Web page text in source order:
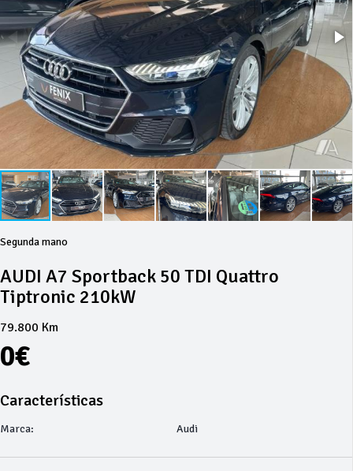
Segunda mano
AUDI A7 Sportback 50 TDI Quattro
Tiptronic 210kW
79.800 Km
0€
Características
Marca: Audi